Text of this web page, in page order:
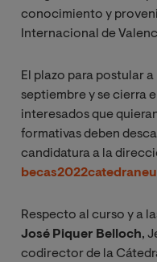
conocimiento y
Internacional de
El plazo para postular
septiembre y se cierra
interesados que
formativas deben
candidatura a la
Respecto al curso y a
José Piquer Belloch,
codirector de la